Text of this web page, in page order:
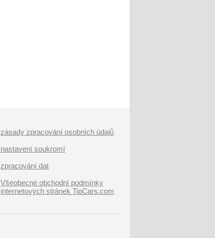
zásady zpracování osobních údajů
nastavení soukromí
zpracování dat
Všeobecné obchodní podmínky
internetových stránek TipCars.com